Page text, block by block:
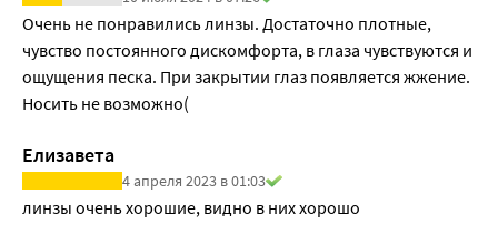
Тип материала: Гидрогель
Материал (состав): 2 HEMA 58% (2-Гема), (неионный)
Дизайн: сферические
Метод дезинфекции: пероксидный, химический
Группа FDA: первая
Это гидрогелевый материал I группы по классификации
FDA (США).
Очень не понравились линзы. Достаточно плотные,
чувство постоянного дискомфорта, в глаза чувствуются и
ощущения песка. При закрытии глаз появляется жжение.
Носить не возможно(
Елизавета
4 апреля 2023 в 01:03
линзы очень хорошие, видно в них хорошо